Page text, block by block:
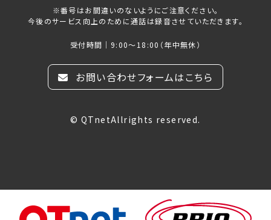
※番号はお間違いのないようにご注意ください。
今後のサービス向上のために通話は録音させていただきます。
受付時間｜9:00～18:00（年中無休）
お問い合わせフォームはこちら
© QTnetAllrights reserved.